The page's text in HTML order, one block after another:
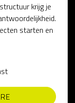
krijg je
starten en